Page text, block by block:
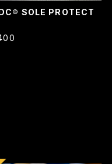
SOLE PROTECT